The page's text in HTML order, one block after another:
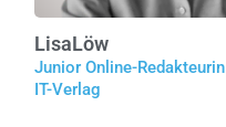
LisaLöw
Junior Online-Redakteurin
IT-Verlag